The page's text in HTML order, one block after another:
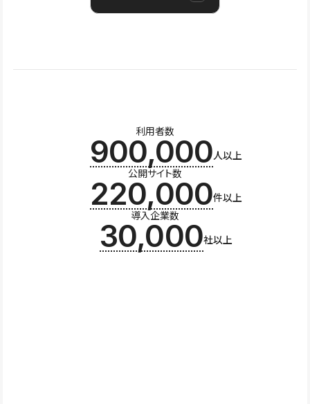
利用者数
900,000人以上
公開サイト数
220,000件以上
導入企業数
30,000社以上